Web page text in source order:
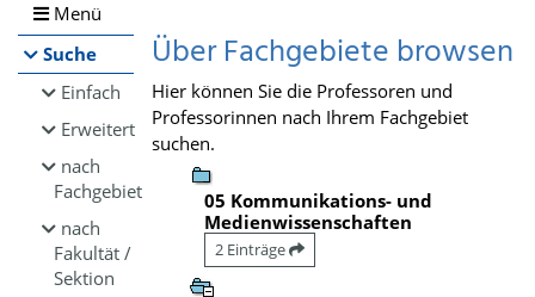
Menü
Suche
Einfach
Erweitert
nach
Fachgebiet
nach
Fakultät /
Sektion
Über Fachgebiete browsen
Hier können Sie die Professoren und
Professorinnen nach Ihrem Fachgebiet
suchen.
05 Kommunikations- und
Medienwissenschaften
2 Einträge